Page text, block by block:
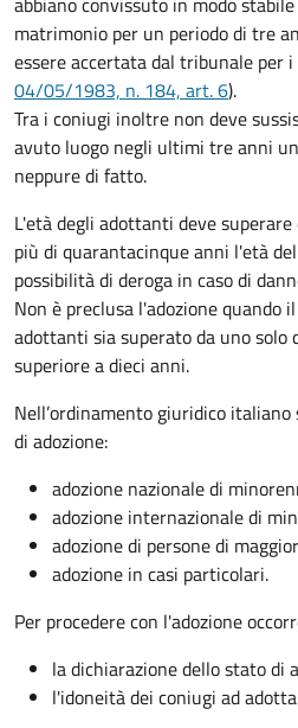
matrimonio per un periodo di tre
essere accertata dal tribunale per
04/05/1983, n. 184, art. 6).
Tra i coniugi inoltre non deve
avuto luogo negli ultimi tre anni
neppure di fatto.
L'età degli adottanti deve
più di quarantacinque anni l'età
possibilità di deroga in caso di
Non è preclusa l'adozione quando
adottanti sia superato da uno solo
superiore a dieci anni.
Nell’ordinamento giuridico
di adozione:
adozione nazionale di
adozione internazionale di
adozione di persone di
adozione in casi particolari.
Per procedere con l'adozione
la dichiarazione dello stato di
l'idoneità dei coniugi ad